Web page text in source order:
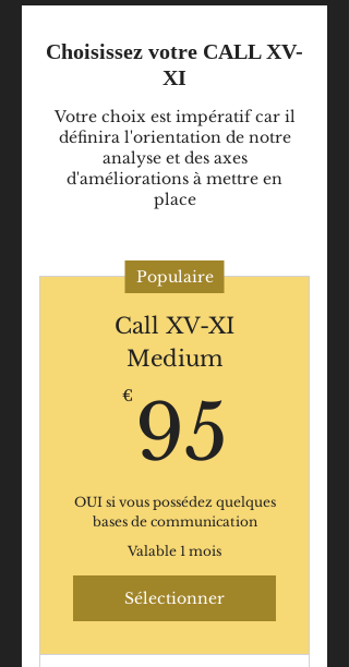
Choisissez votre CALL XV-
XI
Votre choix est impératif car il
définira l'orientation de notre
analyse et des axes
d'améliorations à mettre en
place
Populaire
Call XV-XI
Medium
€ 95
OUI si vous possédez quelques
bases de communication
Valable 1 mois
Sélectionner